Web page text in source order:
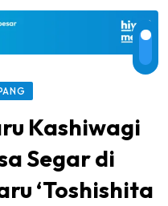
Kashiwagi
Segar di
‘Toshishita